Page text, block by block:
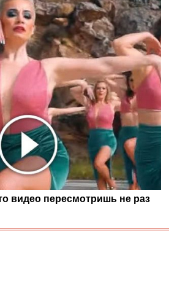
видео пересмотришь не раз